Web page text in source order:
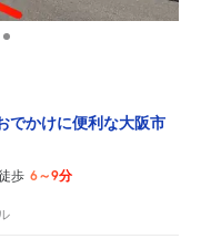
でかけに便利な大阪市
歩 6～9分